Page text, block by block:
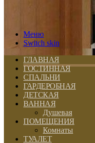
Меню
Switch skin
ГЛАВНАЯ
ГОСТИННАЯ
СПАЛЬНИ
ГАРДЕРОБНАЯ
ДЕТСКАЯ
ВАННАЯ
Душевая
ПОМЕЩЕНИЯ
Комнаты
ТУАЛЕТ